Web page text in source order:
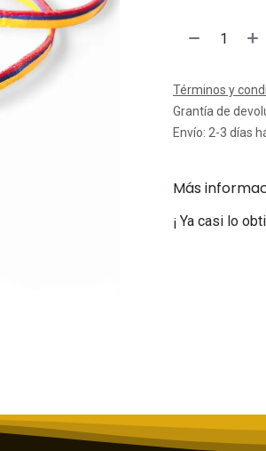
Términos y
Grantía de
Envío: 2-3 días
Más
¡ Ya casi lo